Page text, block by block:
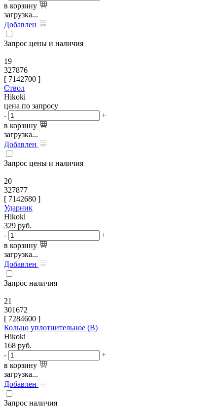
в корзину
загрузка...
Добавлен
Запрос цены и наличия
19
327876
[ 7142700 ]
Ствол
Hikoki
цена по запросу
-
+
в корзину
загрузка...
Добавлен
Запрос цены и наличия
20
327877
[ 7142680 ]
Ударник
Hikoki
329 руб.
-
+
в корзину
загрузка...
Добавлен
Запрос наличия
21
301672
[ 7284600 ]
Кольцо уплотнительное (B)
Hikoki
168 руб.
-
+
в корзину
загрузка...
Добавлен
Запрос наличия